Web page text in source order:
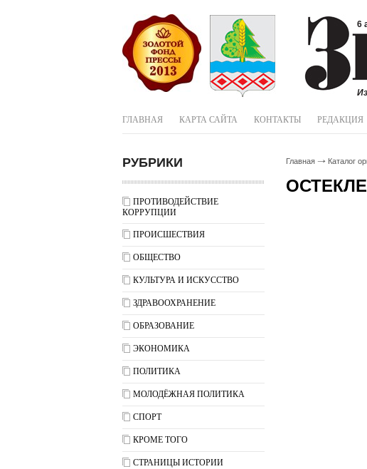
6
ГЛАВНАЯ КАРТА САЙТА КОНТАКТЫ РЕДАКЦИЯ
РУБРИКИ
ПРОТИВОДЕЙСТВИЕ
КОРРУПЦИИ
ПРОИСШЕСТВИЯ
ОБЩЕСТВО
КУЛЬТУРА И ИСКУССТВО
ЗДРАВООХРАНЕНИЕ
ОБРАЗОВАНИЕ
ЭКОНОМИКА
ПОЛИТИКА
МОЛОДЁЖНАЯ ПОЛИТИКА
СПОРТ
КРОМЕ ТОГО
СТРАНИЦЫ ИСТОРИИ
Главная Каталог